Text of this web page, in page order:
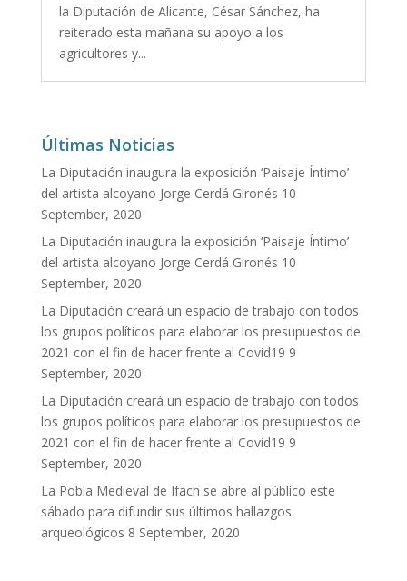
la Diputación de Alicante, César Sánchez, ha
reiterado esta mañana su apoyo a los
agricultores y...
Últimas Noticias
La Diputación inaugura la exposición ‘Paisaje Íntimo’
del artista alcoyano Jorge Cerdá Gironés 10
September, 2020
La Diputación inaugura la exposición ‘Paisaje Íntimo’
del artista alcoyano Jorge Cerdá Gironés 10
September, 2020
La Diputación creará un espacio de trabajo con todos
los grupos políticos para elaborar los presupuestos de
2021 con el fin de hacer frente al Covid19 9
September, 2020
La Diputación creará un espacio de trabajo con todos
los grupos políticos para elaborar los presupuestos de
2021 con el fin de hacer frente al Covid19 9
September, 2020
La Pobla Medieval de Ifach se abre al público este
sábado para difundir sus últimos hallazgos
arqueológicos 8 September, 2020